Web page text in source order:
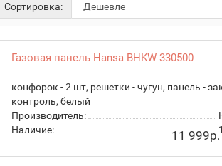
Сортировка:
Газовая панель Hansa BHKW 330500
конфорок - 2 шт, решетки - чугун, панель -
контроль, белый
Производитель:
Наличие:
1
11 999р.